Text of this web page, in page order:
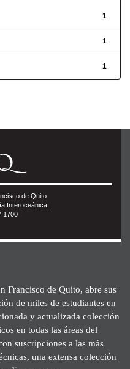
1
1
1
de Quito
Interoceánica
1700
Francisco de Quito, abre sus
de miles de estudiantes en
y actualizada colección
en todas las áreas del
suscripciones a las más
una extensa colección